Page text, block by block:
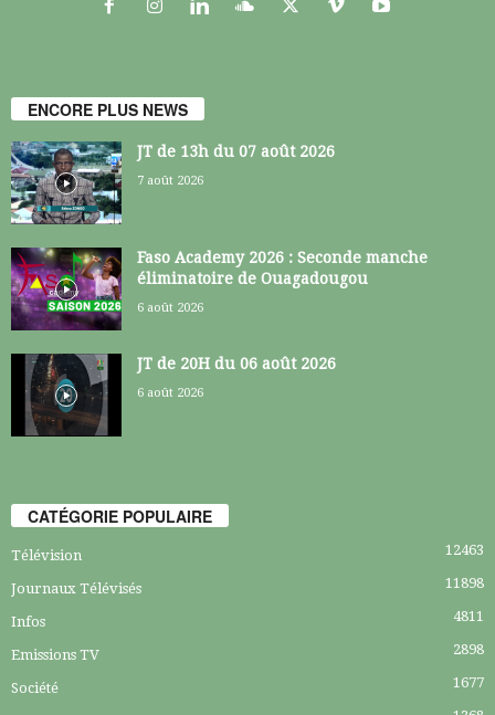
ENCORE PLUS NEWS
JT de 13h du 07 août 2026
7 août 2026
Faso Academy 2026 : Seconde manche
éliminatoire de Ouagadougou
6 août 2026
JT de 20H du 06 août 2026
6 août 2026
CATÉGORIE POPULAIRE
Télévision 12463
Journaux Télévisés 11898
Infos 4811
Emissions TV 2898
Société 1677